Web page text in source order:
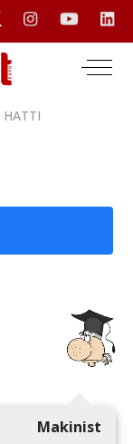
HATTI
Makinist